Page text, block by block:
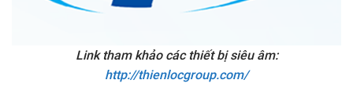
Link tham khảo các thiết bị siêu âm:
http://thienlocgroup.com/